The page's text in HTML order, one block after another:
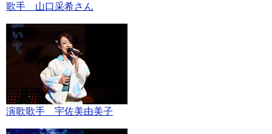
歌手 山口采希さん
演歌歌手 宇佐美由美子